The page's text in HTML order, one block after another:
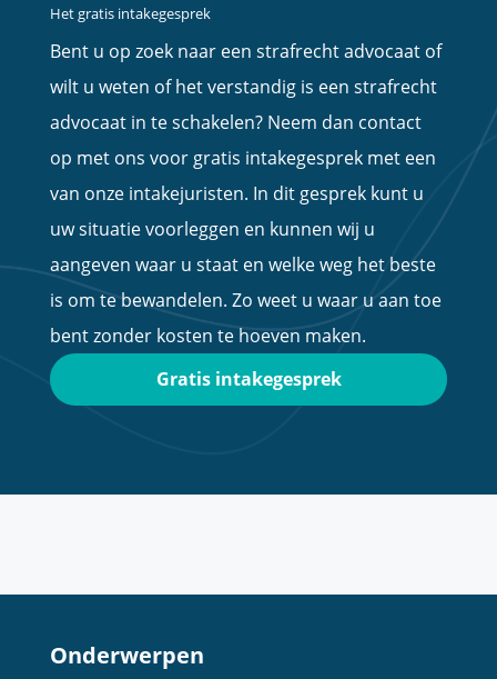
Het gratis intakegesprek
Bent u op zoek naar een strafrecht advocaat of
wilt u weten of het verstandig is een strafrecht
advocaat in te schakelen? Neem dan contact
op met ons voor gratis intakegesprek met een
van onze intakejuristen. In dit gesprek kunt u
uw situatie voorleggen en kunnen wij u
aangeven waar u staat en welke weg het beste
is om te bewandelen. Zo weet u waar u aan toe
bent zonder kosten te hoeven maken.
Gratis intakegesprek
Onderwerpen